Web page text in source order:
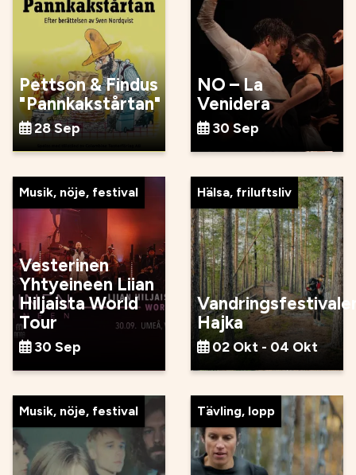
Pettson & Findus
"Pannkakstårtan"
28 Sep
NO – La
Venidera
30 Sep
Musik, nöje, festival
Vesterinen
Yhtyeineen Liian
Hiljaista World
Tour
30 Sep
Hälsa, friluftsliv
Hajka
02 Okt - 04 Okt
Musik, nöje, festival Tävling, lopp